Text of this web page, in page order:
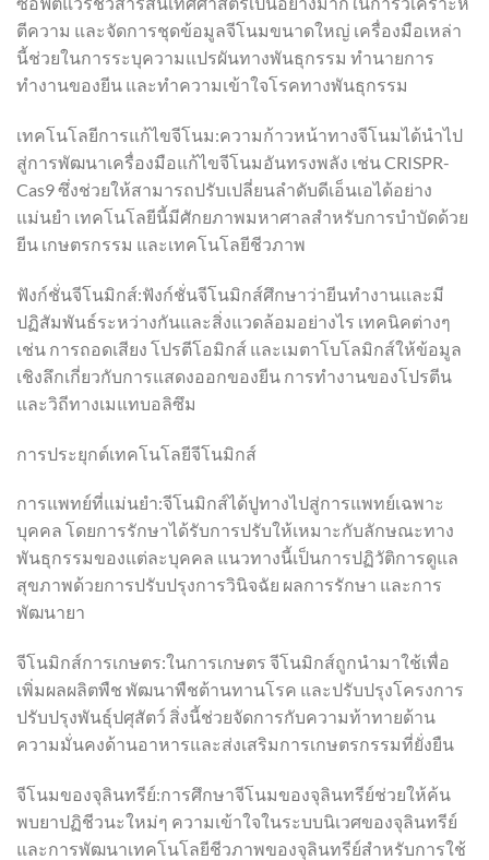
ตีความ และจัดการชุดข้อมูลจีโนมขนาดใหญ่ เครื่องมือเหล่า
นี้ช่วยในการระบุความแปรผันทางพันธุกรรม ทำนายการ
ทำงานของยีน และทำความเข้าใจโรคทางพันธุกรรม
เทคโนโลยีการแก้ไขจีโนม:ความก้าวหน้าทางจีโนมได้นำไป
สู่การพัฒนาเครื่องมือแก้ไขจีโนมอันทรงพลัง เช่น CRISPR-
Cas9 ซึ่งช่วยให้สามารถปรับเปลี่ยนลำดับดีเอ็นเอได้อย่าง
แม่นยำ เทคโนโลยีนี้มีศักยภาพมหาศาลสำหรับการบำบัดด้วย
ยีน เกษตรกรรม และเทคโนโลยีชีวภาพ
ฟังก์ชั่นจีโนมิกส์:ฟังก์ชั่นจีโนมิกส์ศึกษาว่ายีนทำงานและมี
ปฏิสัมพันธ์ระหว่างกันและสิ่งแวดล้อมอย่างไร เทคนิคต่างๆ
เช่น การถอดเสียง โปรตีโอมิกส์ และเมตาโบโลมิกส์ให้ข้อมูล
เชิงลึกเกี่ยวกับการแสดงออกของยีน การทำงานของโปรตีน
และวิถีทางเมแทบอลิซึม
การประยุกต์เทคโนโลยีจีโนมิกส์
การแพทย์ที่แม่นยำ:จีโนมิกส์ได้ปูทางไปสู่การแพทย์เฉพาะ
บุคคล โดยการรักษาได้รับการปรับให้เหมาะกับลักษณะทาง
พันธุกรรมของแต่ละบุคคล แนวทางนี้เป็นการปฏิวัติการดูแล
สุขภาพด้วยการปรับปรุงการวินิจฉัย ผลการรักษา และการ
พัฒนายา
จีโนมิกส์การเกษตร:ในการเกษตร จีโนมิกส์ถูกนำมาใช้เพื่อ
เพิ่มผลผลิตพืช พัฒนาพืชต้านทานโรค และปรับปรุงโครงการ
ปรับปรุงพันธุ์ปศุสัตว์ สิ่งนี้ช่วยจัดการกับความท้าทายด้าน
ความมั่นคงด้านอาหารและส่งเสริมการเกษตรกรรมที่ยั่งยืน
จีโนมของจุลินทรีย์:การศึกษาจีโนมของจุลินทรีย์ช่วยให้ค้น
พบยาปฏิชีวนะใหม่ๆ ความเข้าใจในระบบนิเวศของจุลินทรีย์
และการพัฒนาเทคโนโลยีชีวภาพของจุลินทรีย์สำหรับการใช้